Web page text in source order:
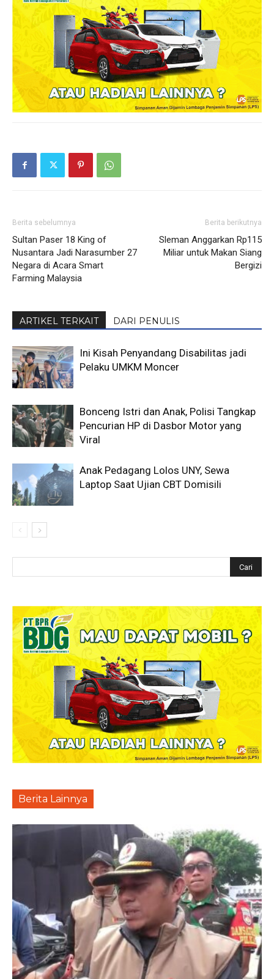
Berita sebelumnya
Sultan Paser 18 King of
Nusantara Jadi Narasumber 27
Negara di Acara Smart
Farming Malaysia
Berita berikutnya
Sleman Anggarkan Rp115
Miliar untuk Makan Siang
Bergizi
ARTIKEL TERKAIT DARI PENULIS
Ini Kisah Penyandang Disabilitas jadi
Pelaku UMKM Moncer
Bonceng Istri dan Anak, Polisi Tangkap
Pencurian HP di Dasbor Motor yang
Viral
Anak Pedagang Lolos UNY, Sewa
Laptop Saat Ujian CBT Domisili
Berita Lainnya